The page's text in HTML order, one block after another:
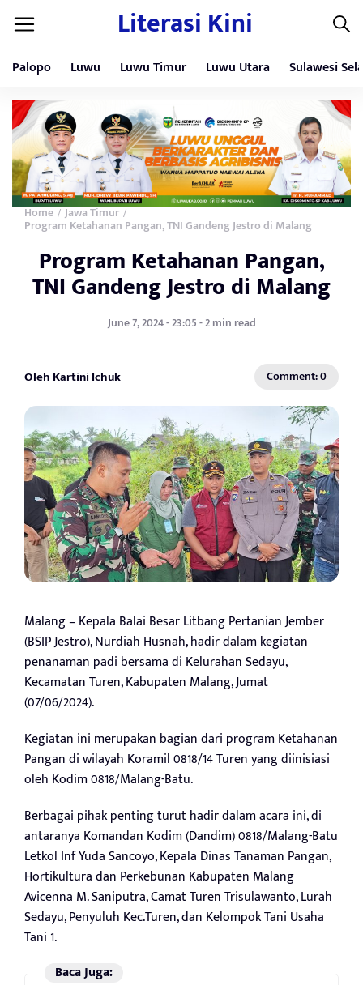
Literasi Kini
Palopo Luwu Luwu Timur Luwu Utara Sulawesi
Home / Jawa Timur /
Program Ketahanan Pangan, TNI Gandeng Jestro di Malang
Program Ketahanan Pangan,
TNI Gandeng Jestro di Malang
June 7, 2024 - 23:05 - 2 min read
Oleh Kartini Ichuk Comment: 0
Malang – Kepala Balai Besar Litbang Pertanian Jember
(BSIP Jestro), Nurdiah Husnah, hadir dalam kegiatan
penanaman padi bersama di Kelurahan Sedayu,
Kecamatan Turen, Kabupaten Malang, Jumat
(07/06/2024).
Kegiatan ini merupakan bagian dari program Ketahanan
Pangan di wilayah Koramil 0818/14 Turen yang diinisiasi
oleh Kodim 0818/Malang-Batu.
Berbagai pihak penting turut hadir dalam acara ini, di
antaranya Komandan Kodim (Dandim) 0818/Malang-Batu
Letkol Inf Yuda Sancoyo, Kepala Dinas Tanaman Pangan,
Hortikultura dan Perkebunan Kabupaten Malang
Avicenna M. Saniputra, Camat Turen Trisulawanto, Lurah
Sedayu, Penyuluh Kec.Turen, dan Kelompok Tani Usaha
Tani 1.
Baca Juga: